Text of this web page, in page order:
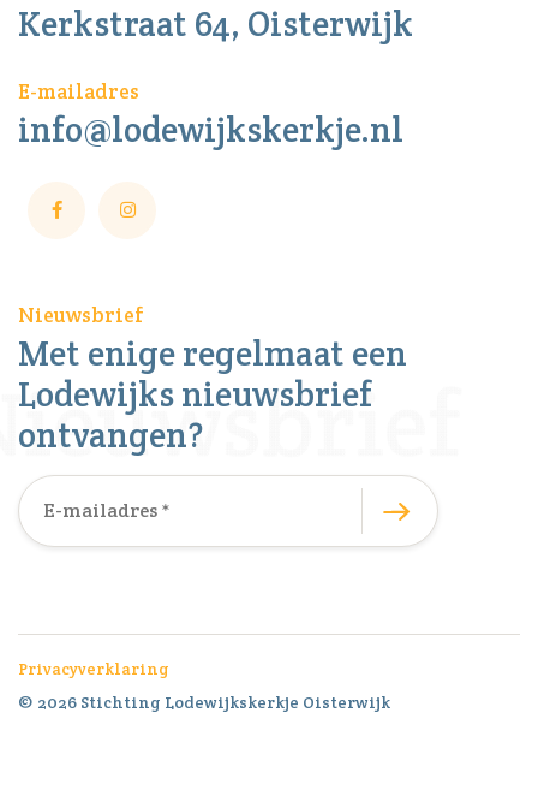
Kerkstraat 64, Oisterwijk
E-mailadres
info@lodewijkskerkje.nl
Nieuwsbrief
Met enige regelmaat een
Lodewijks nieuwsbrief
ontvangen?
Privacyverklaring
© 2026 Stichting Lodewijkskerkje Oisterwijk